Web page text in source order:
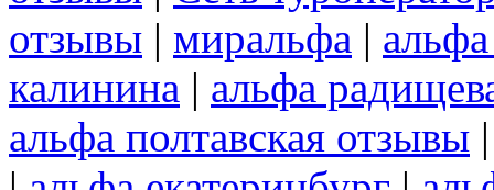
отзывы | миральфа |
калинина | альфа
альфа полтавская отзывы